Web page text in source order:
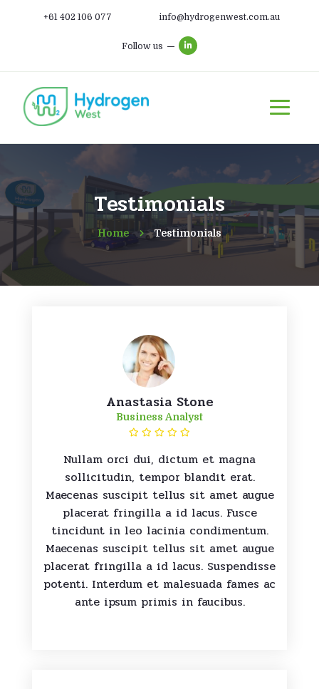
+61 402 106 077 info@hydrogenwest.com.au
Follow us
Testimonials
Home Testimonials
Anastasia Stone
Business Analyst
Nullam orci dui, dictum et magna
sollicitudin, tempor blandit erat.
Maecenas suscipit tellus sit amet augue
placerat fringilla a id lacus. Fusce
tincidunt in leo lacinia condimentum.
Maecenas suscipit tellus sit amet augue
placerat fringilla a id lacus. Suspendisse
potenti. Interdum et malesuada fames ac
ante ipsum primis in faucibus.